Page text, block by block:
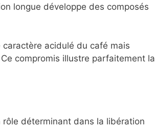
longue développe des composés
acidulé du café mais
compromis illustre parfaitement la
déterminant dans la libération